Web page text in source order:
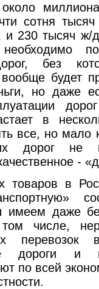
сотня
230 тысяч ж/
без
будет
но даже
в
все, но мало
дорог не
-
товаров в
имеем даже
числе,
перевозок
дороги и
по всей